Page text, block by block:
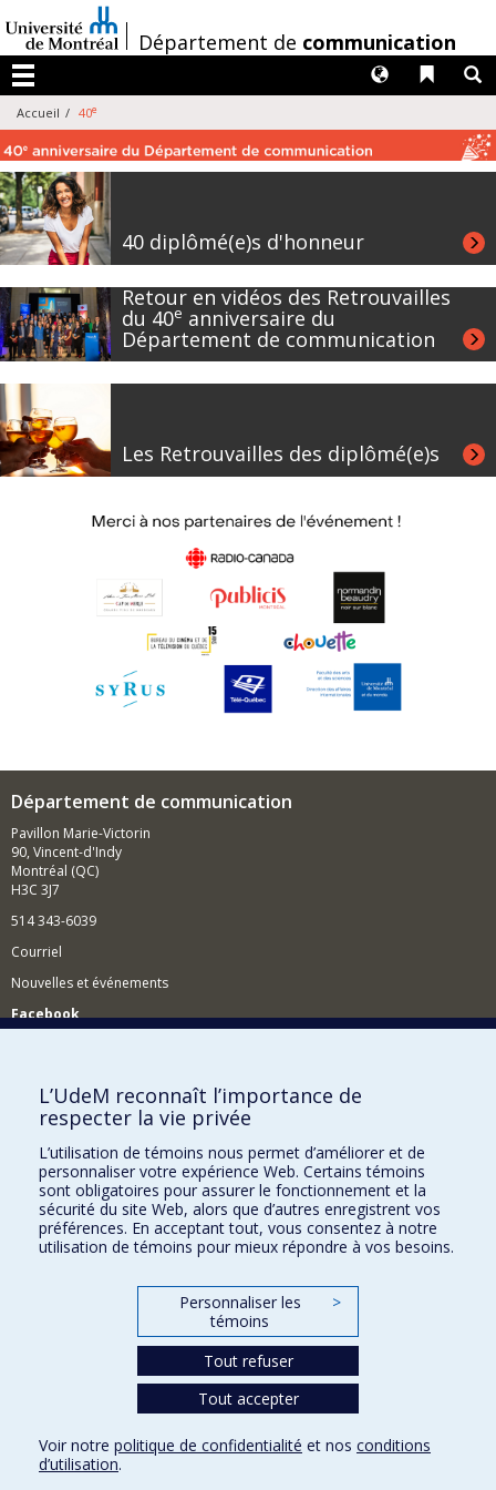
au
contenu
/Département de communication
Menu
Liens
Langues
Accueil 40e
40 diplômé(e)s d'honneur
Retour en vidéos des Retrouvailles
du 40e anniversaire du
Département de communication
Les Retrouvailles des diplômé(e)s
Département de communication
Pavillon Marie-Victorin
90, Vincent-d'Indy
Montréal (QC)
H3C 3J7
514 343-6039
Courriel
Nouvelles et événements
Facebook
Comment soutenir le Département?
BESOIN D'AIDE?
Plan du site
Signaler une erreur
Accessibilité
FACULTÉ DES ARTS ET DES SCIENCES
Nos départements et écoles
Conditions d’utilisation
L’UdeM reconnaît l’importance de
respecter la vie privée
L’utilisation de témoins nous permet d’améliorer et de
personnaliser votre expérience Web. Certains témoins
sont obligatoires pour assurer le fonctionnement et la
sécurité du site Web, alors que d’autres enregistrent vos
préférences. En acceptant tout, vous consentez à notre
utilisation de témoins pour mieux répondre à vos besoins.
Personnaliser les
témoins
>
Tout refuser
Tout accepter
Voir notre politique de confidentialité et nos conditions
d’utilisation.